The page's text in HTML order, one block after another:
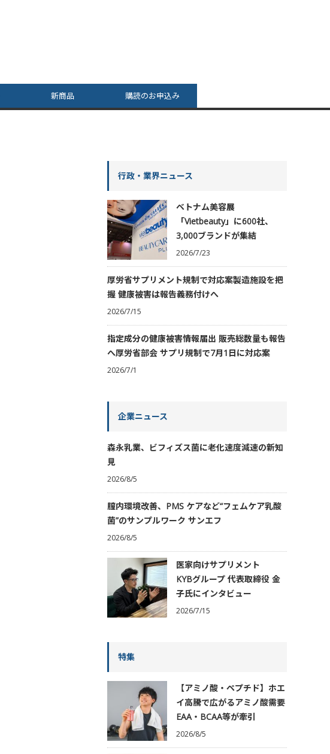
新商品 購読のお申込み
行政・業界ニュース
ベトナム美容展
「Vietbeauty」に600社、
3,000ブランドが集結
2026/7/23
厚労省サプリメント規制で対応案製造施設を把
握 健康被害は報告義務付けへ
2026/7/15
指定成分の健康被害情報届出 販売総数量も報告
へ厚労省部会 サプリ規制で7月1日に対応案
2026/7/1
企業ニュース
森永乳業、ビフィズス菌に老化速度減速の新知
見
2026/8/5
膣内環境改善、PMS ケアなど“フェムケア乳酸
菌”のサンプルワーク サンエフ
2026/8/5
医家向けサプリメント
KYBグループ 代表取締役 金
子氏にインタビュー
2026/7/15
特集
【アミノ酸・ペプチド】ホエ
イ高騰で広がるアミノ酸需要
EAA・BCAA等が牽引
2026/8/5